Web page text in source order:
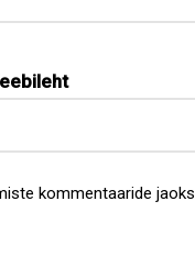
kommentaaride jaoks.